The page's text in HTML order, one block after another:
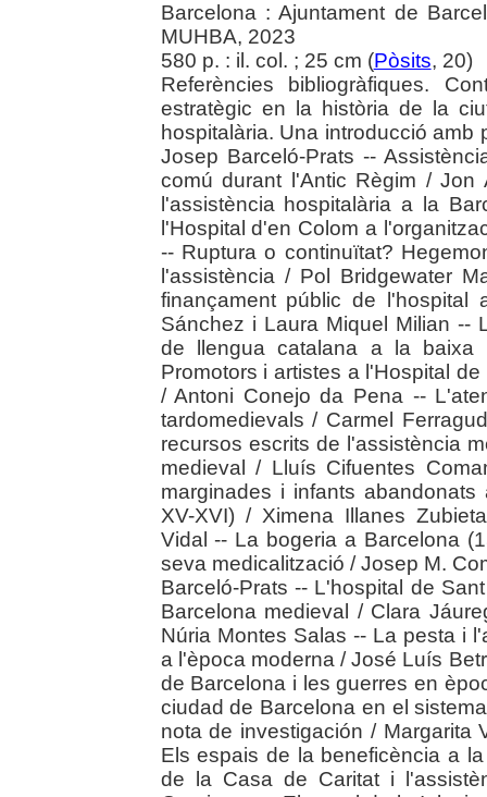
Barcelona : Ajuntament de
MUHBA, 2023
580 p. : il. col. ; 25 cm (Pòsits, 20)
Referències bibliogràfiques.
estratègic en la història de la
hospitalària. Una introducció
Josep Barceló-Prats --
comú durant l'Antic Règim / Jon
l'assistència hospitalària a la
l'Hospital d'en Colom a
-- Ruptura o continuïtat?
l'assistència / Pol Bridgewater
finançament públic de
Sánchez i Laura Miquel Milian --
de llengua catalana a la baixa
Promotors i artistes a l'Hospital
/ Antoni Conejo da Pena --
tardomedievals / Carmel
recursos escrits de l'assistència
medieval / Lluís Cifuentes
marginades i infants
XV-XVI) / Ximena Illanes
Vidal -- La bogeria a Barcelona
seva medicalització / Josep M.
Barceló-Prats -- L'hospital de
Barcelona medieval / Clara
Núria Montes Salas -- La pesta i
a l'època moderna / José Luís
de Barcelona i les guerres en
ciudad de Barcelona en el
nota de investigación / Margarita
Els espais de la beneficència a
de la Casa de Caritat i